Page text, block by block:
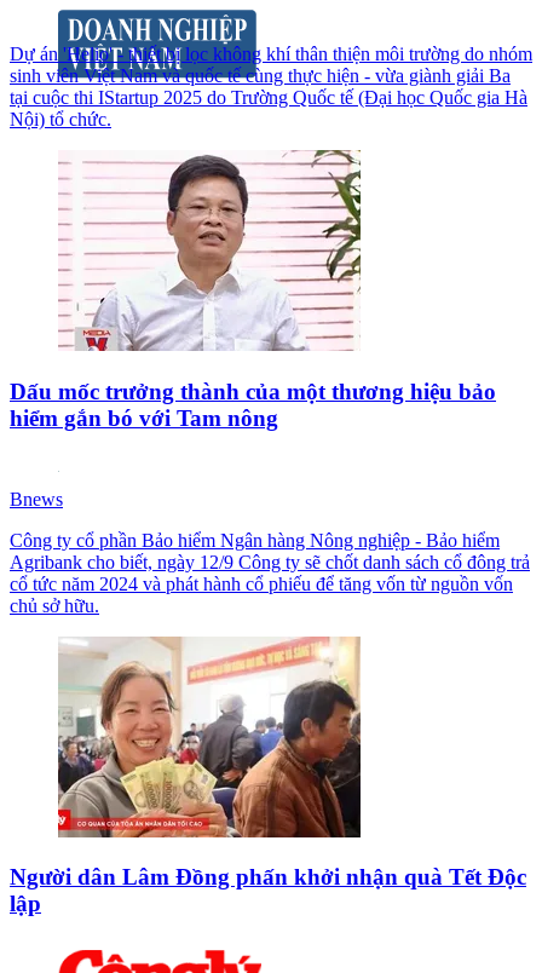
Dự án 'Helio' - thiết bị lọc không khí thân thiện môi trường do nhóm
sinh viên Việt Nam và quốc tế cùng thực hiện - vừa giành giải Ba
tại cuộc thi IStartup 2025 do Trường Quốc tế (Đại học Quốc gia Hà
Nội) tổ chức.
Dấu mốc trưởng thành của một thương hiệu bảo
hiểm gắn bó với Tam nông
Bnews
Công ty cổ phần Bảo hiểm Ngân hàng Nông nghiệp - Bảo hiểm
Agribank cho biết, ngày 12/9 Công ty sẽ chốt danh sách cổ đông trả
cổ tức năm 2024 và phát hành cổ phiếu để tăng vốn từ nguồn vốn
chủ sở hữu.
Người dân Lâm Đồng phấn khởi nhận quà Tết Độc
lập